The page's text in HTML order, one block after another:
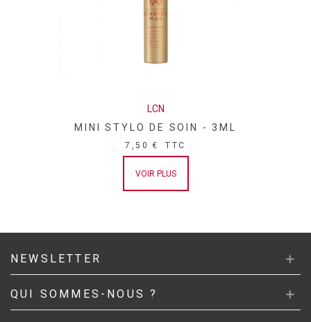
LCN
MINI STYLO DE SOIN - 3ML
7,50 € TTC
VOIR PLUS
NEWSLETTER
QUI SOMMES-NOUS ?